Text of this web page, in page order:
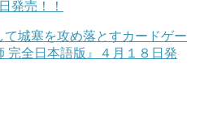
て城塞を攻め落とすカードゲー
完全日本語版』４月１８日発